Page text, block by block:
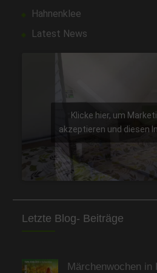
Hahnenklee
Latest News
Klicke hier, um
akzeptieren und diesen
Letzte Blog- Beiträge
Märchenwochen in